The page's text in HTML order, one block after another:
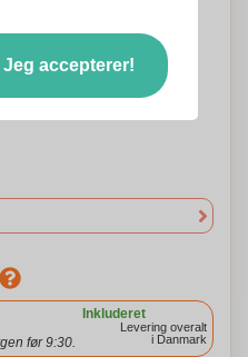
mm
mig med at vælge
Inkluderet
før 9:30.
Levering overalt
i Danmark
Jeg accepterer!